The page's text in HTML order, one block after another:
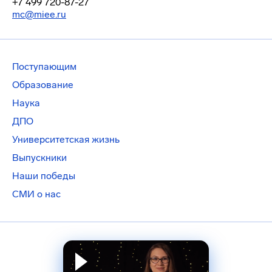
mc@miee.ru
Поступающим
Образование
Наука
ДПО
Университетская жизнь
Выпускники
Наши победы
СМИ о нас